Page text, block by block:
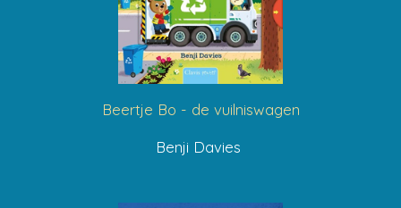
Beertje Bo - de vuilniswagen
Benji Davies